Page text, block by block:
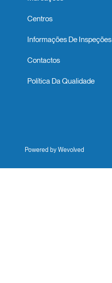
Centros
Informações De Inspeções
Contactos
Política Da Qualidade
Powered by Wevolved